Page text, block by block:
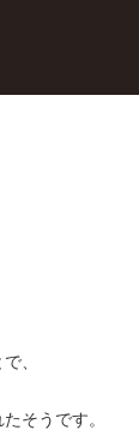
、
そうです。